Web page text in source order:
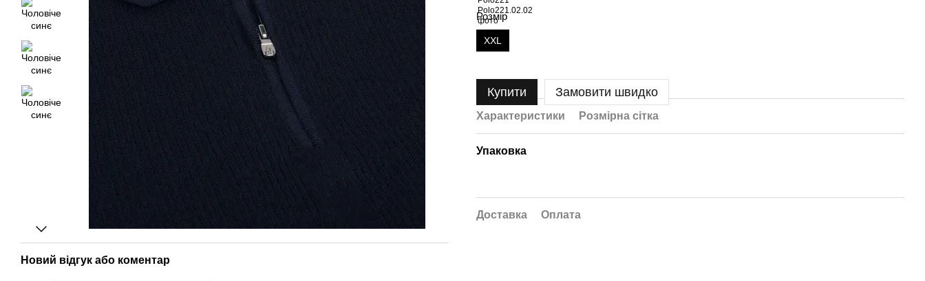
Новий відгук або коментар
Розмір
XXL
Купити Замовити швидко
Характеристики Розмірна сітка
Упаковка
Доставка Оплата